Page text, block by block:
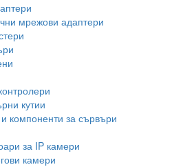
мрежови адаптери
кутии
компоненти за сървъри
за IP камери
камери